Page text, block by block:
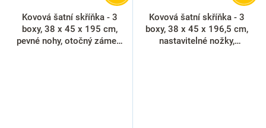
Kovová šatní skříňka - 3
boxy, 38 x 45 x 195 cm,
pevné nohy, otočný zámek,
Kovová šatní skříňka - 3
boxy, 38 x 45 x 196,5 cm,
nastavitelné nožky,